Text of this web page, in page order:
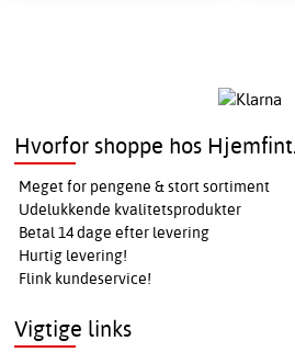
Hvorfor shoppe hos
Meget for pengene & stort sortiment
Udelukkende kvalitetsprodukter
Betal 14 dage efter levering
Hurtig levering!
Flink kundeservice!
Vigtige links